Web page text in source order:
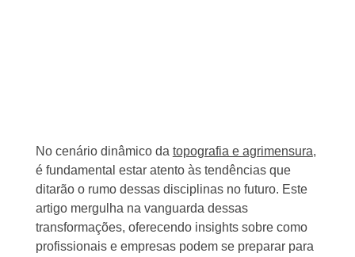
No cenário dinâmico da topografia e agrimensura,
é fundamental estar atento às tendências que
ditarão o rumo dessas disciplinas no futuro. Este
artigo mergulha na vanguarda dessas
transformações, oferecendo insights sobre como
profissionais e empresas podem se preparar para